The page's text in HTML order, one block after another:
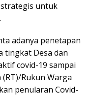
untuk
adanya penetapan
tingkat Desa dan
covid-19 sampai
Rukun Warga
penularan Covid-